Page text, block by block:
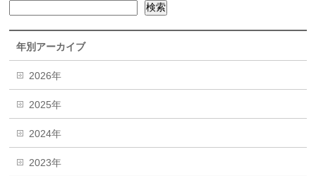
検索
年別アーカイブ
2026年
2025年
2024年
2023年